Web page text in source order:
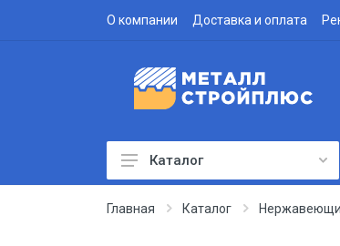
О компании Доставка и оплата
Профнастил
Каталог
Главная Каталог